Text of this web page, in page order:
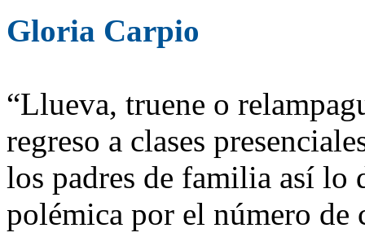
Gloria Carpio
“Llueva, truene o
regreso a clases
los padres de familia así lo
polémica por el número de